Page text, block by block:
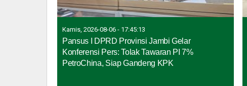
Kamis, 2026-08-06 - 17:45:13
Pansus I DPRD Provinsi Jambi Gelar
Konferensi Pers: Tolak Tawaran PI 7%
PetroChina, Siap Gandeng KPK